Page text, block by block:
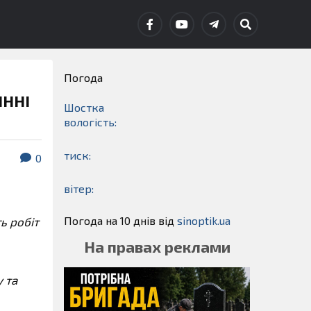
0
робіт
та
Погода
Шостка
вологість:
тиск:
вітер:
Погода на 10 днів від sinoptik.ua
На правах реклами